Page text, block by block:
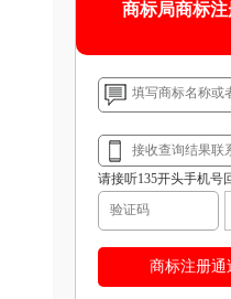
商标局商标注
请接听135开头手机号